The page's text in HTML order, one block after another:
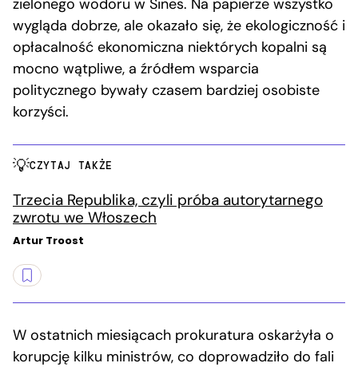
wygląda dobrze, ale okazało się, że ekologiczność i
opłacalność ekonomiczna niektórych kopalni są
mocno wątpliwe, a źródłem wsparcia
politycznego bywały czasem bardziej osobiste
korzyści.
CZYTAJ TAKŻE
Trzecia Republika, czyli próba autorytarnego
zwrotu we Włoszech
Artur Troost
W ostatnich miesiącach prokuratura oskarżyła o
korupcję kilku ministrów, co doprowadziło do fali